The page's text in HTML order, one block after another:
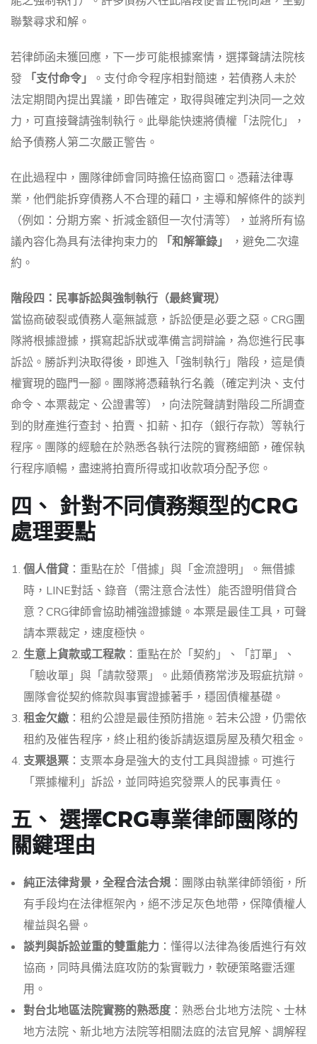
聯繫尋求和解。
若律師函未獲回應，下一步可能根據案情，選擇聲請法院核
發
「支付命令」
。支付命令程序相對簡速，若債務人未於
法定期間內提出異議，即告確定，取得與確定判決同一之效
力，可直接聲請強制執行。此舉能快速將債權「法院化」，
給予債務人第二次嚴正警告。
在此過程中，團隊律師會同時擔任協商窗口。憑藉法律專
業，他們能拆穿債務人不合理的藉口，主導和解條件的談判
（例如：分期方案、折減金額但一次付清等），並將所有協
議內容化為具有法律拘束力的
「和解筆錄」
，避免二次違
約。
階段四：民事訴訟與強制執行（最終實現）
當協商破裂或債務人毫無誠意，訴訟便是必要之惡。CRG團
隊將根據證據，撰寫起訴狀或準備言詞辯論，為您進行民事
訴訟。勝訴判決取得後，即進入「強制執行」階段，這是債
權實現的臨門一腳。團隊將憑藉執行名義（確定判決、支付
命令、本票裁定、公證書等），向法院聲請對階段二所調查
到的財產進行查封、拍賣、扣薪、扣存（銀行存款）等執行
程序。團隊的經驗在於熟悉各執行法院的實務細節，確保執
行程序順暢，盡速將拍賣所得或扣收款項分配予您。
四、 針對不同債務類型的CRG
處理要點
個人借貸 ：重點在於「借據」與「金流證明」。無借據
時，LINE對話、錄音（需注意合法性）能否證明借貸合
意？CRG律師會協助補強證據鏈。本票是最佳工具，可聲
請本票裁定，速度極快。
生意上貨款或工程款：重點在於「契約」、「訂單」、
「驗收單」與「請款發票」。此類債務常涉及瑕疵抗辯。
團隊會從契約條款與事實證據著手，穩固債權基礎。
租金欠繳 ：租約公證是最佳預防措施。若未公證，仍需依
租約及催告程序，終止租約後訴請返還房屋及積欠租金。
支票退票 ：支票本身是強大的支付工具與證據。可進行
「票據權利」訴訟，並同時追究發票人的民事責任。
五、 選擇CRG專業律師團隊的
關鍵理由
純正法律背景，全程合法合規 ：團隊由執業律師領銜，所
有手段均在法律框架內，絕不涉足灰色地帶，保障債權人
權益與名譽。
談判與訴訟並重的雙重能力 ：懂得以法律為後盾進行有效
協商，同時具備法庭攻防的紮實戰力，軟硬策略靈活運
用。
對台北地區法院實務的熟悉度 ：熟悉台北地方法院、士林
地方法院、新北地方法院等相關法庭的法官見解、調解程